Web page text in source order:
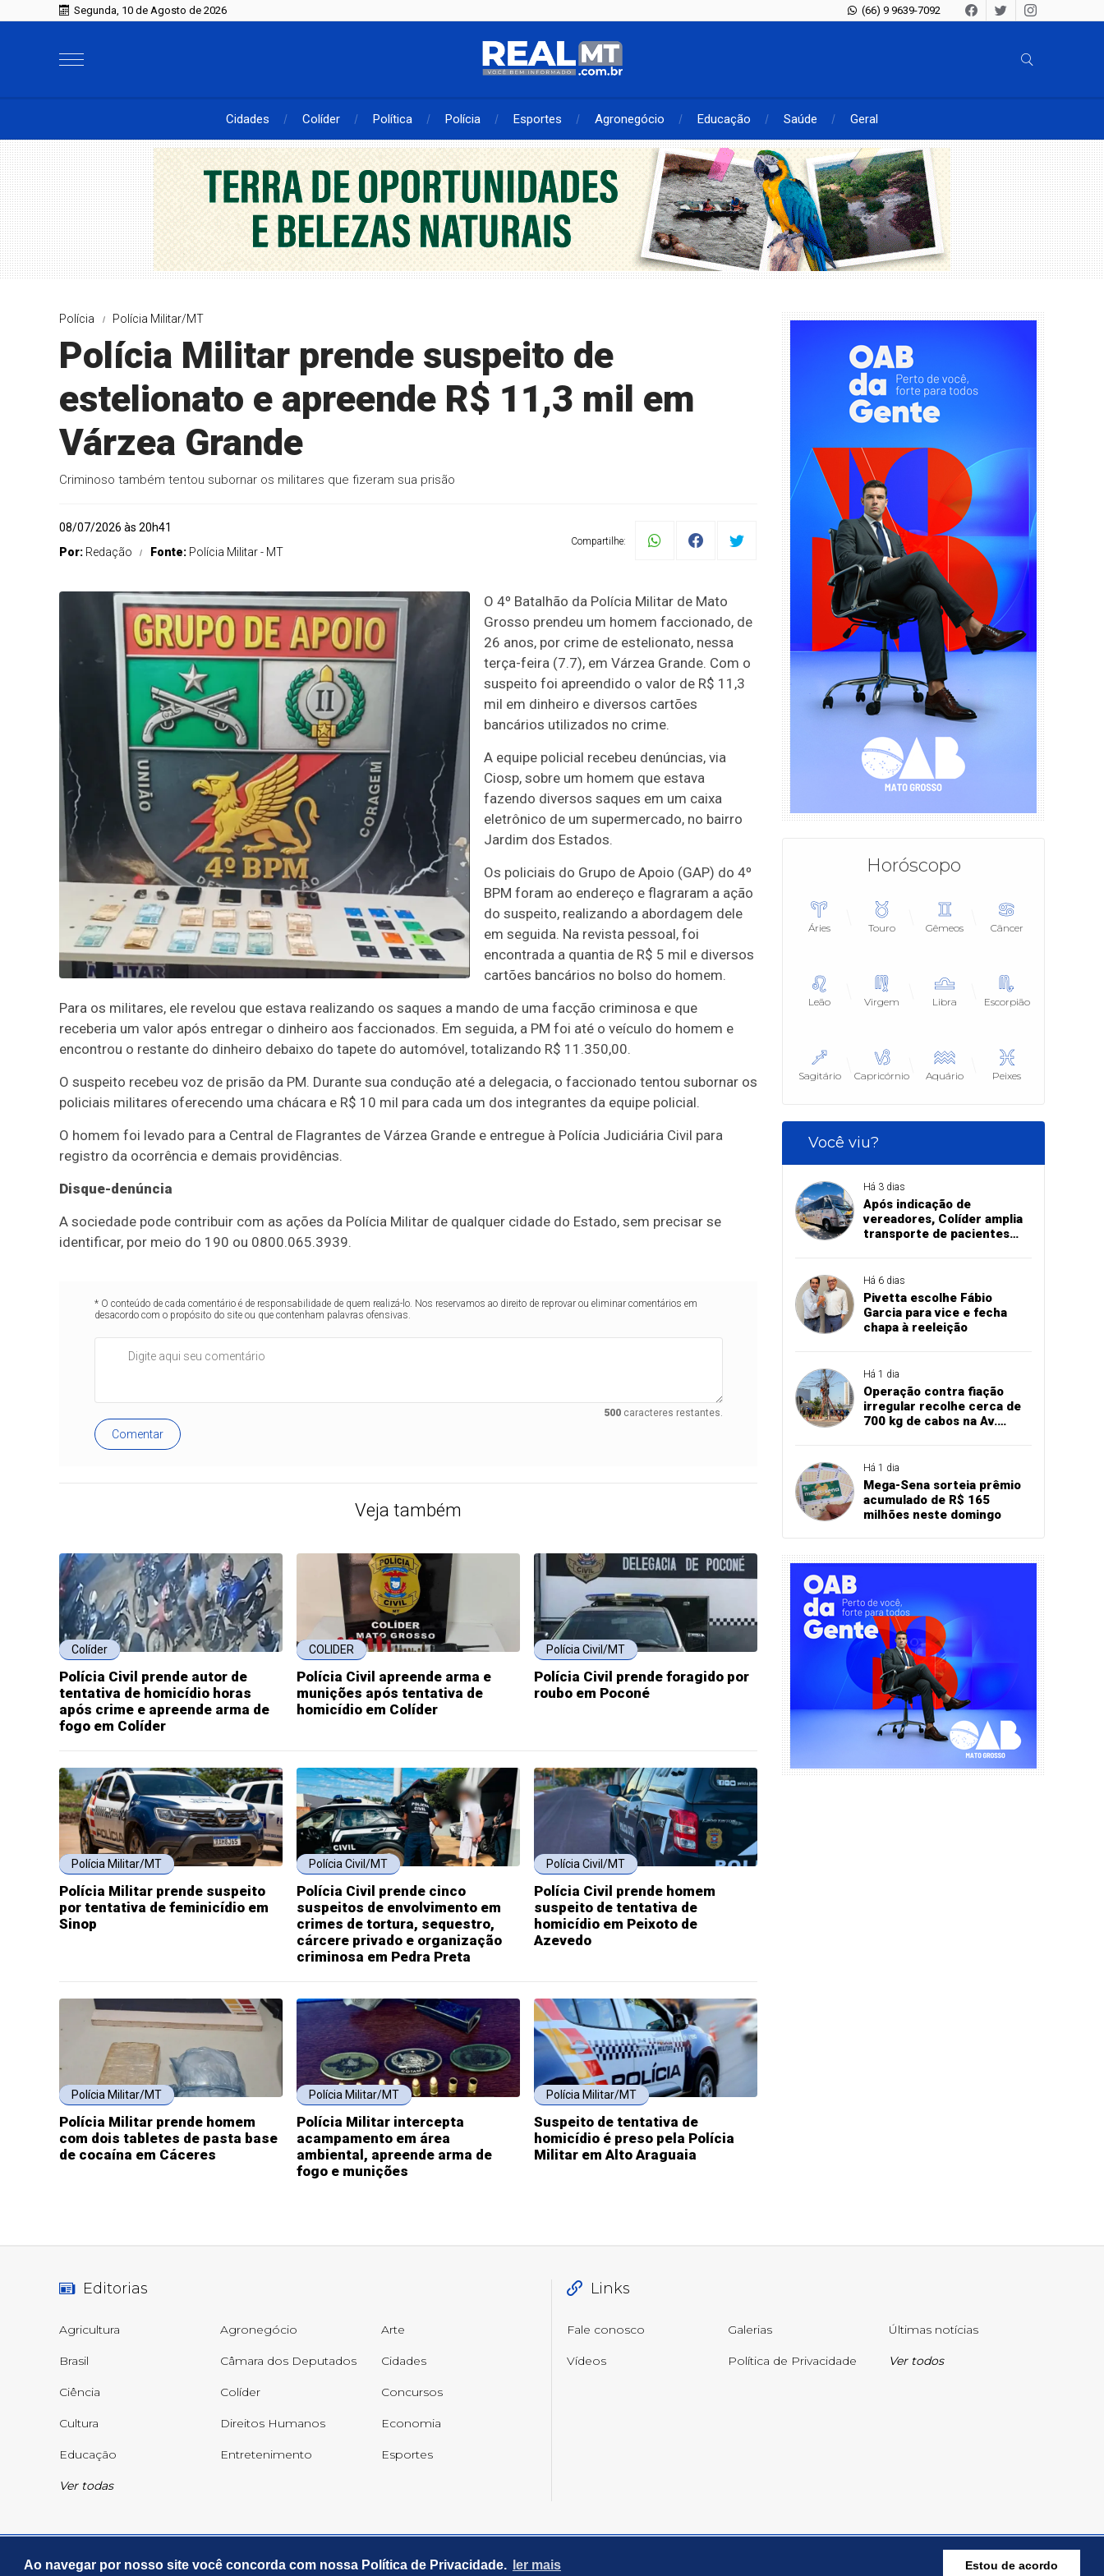
Ao navegar por nosso site você concorda com nossa Política de Privacidade. ler mais Estou de acordo
Segunda, 10 de Agosto de 2026 (66) 9 9639-7092
Cidades Colíder Política Polícia Esportes Agronegócio Educação Saúde Geral
Polícia Polícia Militar/MT
Polícia Militar prende suspeito de
estelionato e apreende R$ 11,3 mil em
Várzea Grande
Criminoso também tentou subornar os militares que fizeram sua prisão
08/07/2026 às 20h41
Por: Redação Fonte: Polícia Militar - MT
Compartilhe:
O 4º Batalhão da Polícia Militar de Mato
Grosso prendeu um homem faccionado, de
26 anos, por crime de estelionato, nessa
terça-feira (7.7), em Várzea Grande. Com o
suspeito foi apreendido o valor de R$ 11,3
mil em dinheiro e diversos cartões
bancários utilizados no crime.
A equipe policial recebeu denúncias, via
Ciosp, sobre um homem que estava
fazendo diversos saques em um caixa
eletrônico de um supermercado, no bairro
Jardim dos Estados.
Os policiais do Grupo de Apoio (GAP) do 4º
BPM foram ao endereço e flagraram a ação
do suspeito, realizando a abordagem dele
em seguida. Na revista pessoal, foi
encontrada a quantia de R$ 5 mil e diversos
cartões bancários no bolso do homem.
Para os militares, ele revelou que estava realizando os saques a mando de uma facção criminosa e que
receberia um valor após entregar o dinheiro aos faccionados. Em seguida, a PM foi até o veículo do homem e
encontrou o restante do dinheiro debaixo do tapete do automóvel, totalizando R$ 11.350,00.
O suspeito recebeu voz de prisão da PM. Durante sua condução até a delegacia, o faccionado tentou subornar os
policiais militares oferecendo uma chácara e R$ 10 mil para cada um dos integrantes da equipe policial.
O homem foi levado para a Central de Flagrantes de Várzea Grande e entregue à Polícia Judiciária Civil para
registro da ocorrência e demais providências.
Disque-denúncia
A sociedade pode contribuir com as ações da Polícia Militar de qualquer cidade do Estado, sem precisar se
identificar, por meio do 190 ou 0800.065.3939.
* O conteúdo de cada comentário é de responsabilidade de quem realizá-lo. Nos reservamos ao direito de reprovar ou eliminar comentários em
desacordo com o propósito do site ou que contenham palavras ofensivas.
500caracteres restantes.
Comentar
Veja também
Colíder
Polícia Civil prende autor de
tentativa de homicídio horas
após crime e apreende arma de
fogo em Colíder
COLIDER
Polícia Civil apreende arma e
munições após tentativa de
homicídio em Colíder
Polícia Civil/MT
Polícia Civil prende foragido por
roubo em Poconé
Polícia Militar/MT
Polícia Militar prende suspeito
por tentativa de feminicídio em
Sinop
Polícia Civil/MT
Polícia Civil prende cinco
suspeitos de envolvimento em
crimes de tortura, sequestro,
cárcere privado e organização
criminosa em Pedra Preta
Polícia Civil/MT
Polícia Civil prende homem
suspeito de tentativa de
homicídio em Peixoto de
Azevedo
Polícia Militar/MT
Polícia Militar prende homem
com dois tabletes de pasta base
de cocaína em Cáceres
Polícia Militar/MT
Polícia Militar intercepta
acampamento em área
ambiental, apreende arma de
fogo e munições
Polícia Militar/MT
Suspeito de tentativa de
homicídio é preso pela Polícia
Militar em Alto Araguaia
Horóscopo
Áries Touro Gêmeos Câncer
Leão Virgem Libra Escorpião
Sagitário Capricórnio Aquário Peixes
Você viu?
Há 3 dias
Após indicação de
vereadores, Colíder amplia
transporte de pacientes
Há 6 dias
Pivetta escolhe Fábio
Garcia para vice e fecha
chapa à reeleição
Há 1 dia
Operação contra fiação
irregular recolhe cerca de
700 kg de cabos na Av.
Há 1 dia
Mega-Sena sorteia prêmio
acumulado de R$ 165
milhões neste domingo
Editorias
Agricultura Agronegócio Arte
Brasil Câmara dos Deputados Cidades
Ciência Colíder Concursos
Cultura Direitos Humanos Economia
Educação Entretenimento Esportes
Ver todas
Links
Fale conosco Galerias Últimas notícias
Vídeos Política de Privacidade Ver todos
© Copyright 2026 - RealMT - Todos os direitos reservados